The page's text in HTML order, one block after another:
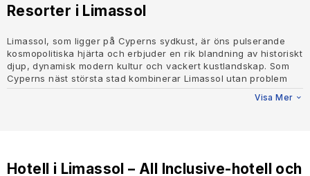
Resorter i Limassol
Limassol, som ligger på Cyperns sydkust, är öns pulserande
kosmopolitiska hjärta och erbjuder en rik blandning av historiskt
djup, dynamisk modern kultur och vackert kustlandskap. Som
Cyperns näst största stad kombinerar Limassol utan problem
sitt historiska arv med livlig underhållning, lyxigt boende och
olika aktiviteter, vilket gör det till ett attraktivt resmål för alla
besökarna en skattkista av historiska platser att utforska. I
Visa Mer
Hotell i Limassol – All Inclusive-hotell och